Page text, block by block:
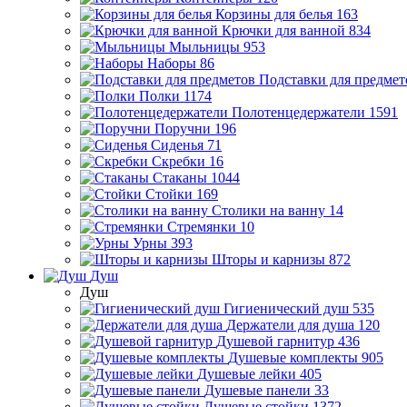
Корзины для белья 163
Крючки для ванной 834
Мыльницы 953
Наборы 86
Подставки для
Полки 1174
Полотенцедержатели 1591
Поручни 196
Сиденья 71
Скребки 16
Стаканы 1044
Стойки 169
Столики на ванну 14
Стремянки 10
Урны 393
Шторы и карнизы 872
Душ
Душ
Гигиенический душ 535
Держатели для душа 120
Душевой гарнитур 436
Душевые комплекты 905
Душевые лейки 405
Душевые панели 33